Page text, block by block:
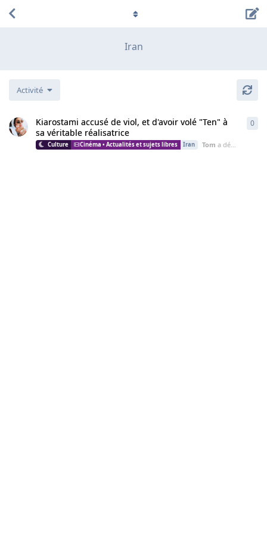
Iran
Activité
Kiarostami accusé de viol, et d'avoir volé "Ten" à
sa véritable réalisatrice
Cinéma • Actualités et sujets libres Iran Tom a démarré cette discussion
0